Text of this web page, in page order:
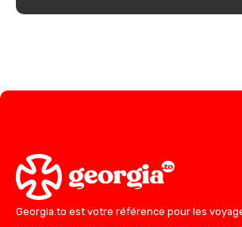
Georgia.to est votre référence pour les